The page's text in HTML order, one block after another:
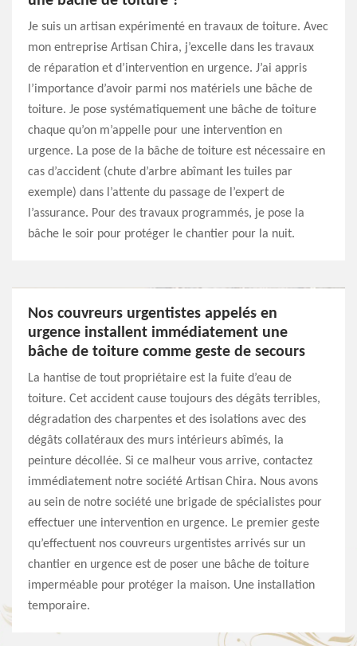
Je suis un artisan expérimenté en travaux de toiture. Avec
mon entreprise Artisan Chira, j’excelle dans les travaux
de réparation et d’intervention en urgence. J’ai appris
l’importance d’avoir parmi nos matériels une bâche de
toiture. Je pose systématiquement une bâche de toiture
chaque qu’on m’appelle pour une intervention en
urgence. La pose de la bâche de toiture est nécessaire en
cas d’accident (chute d’arbre abîmant les tuiles par
exemple) dans l’attente du passage de l’expert de
l’assurance. Pour des travaux programmés, je pose la
bâche le soir pour protéger le chantier pour la nuit.
Nos couvreurs urgentistes appelés en
urgence installent immédiatement une
bâche de toiture comme geste de secours
La hantise de tout propriétaire est la fuite d’eau de
toiture. Cet accident cause toujours des dégâts terribles,
dégradation des charpentes et des isolations avec des
dégâts collatéraux des murs intérieurs abîmés, la
peinture décollée. Si ce malheur vous arrive, contactez
immédiatement notre société Artisan Chira. Nous avons
au sein de notre société une brigade de spécialistes pour
effectuer une intervention en urgence. Le premier geste
qu’effectuent nos couvreurs urgentistes arrivés sur un
chantier en urgence est de poser une bâche de toiture
imperméable pour protéger la maison. Une installation
temporaire.